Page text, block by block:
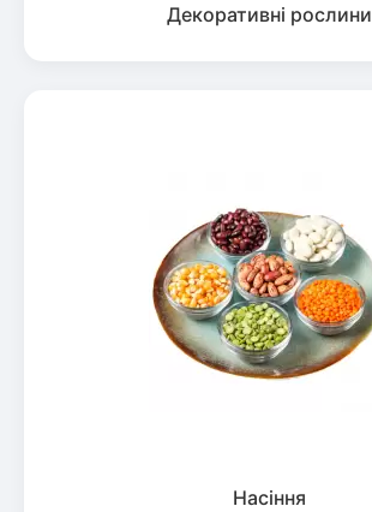
Декоративні рослини
Насіння